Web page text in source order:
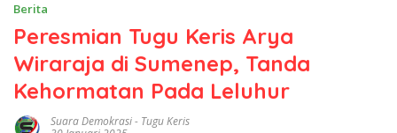
Berita
Peresmian Tugu Keris Arya
Wiraraja di Sumenep, Tanda
Kehormatan Pada Leluhur
Suara Demokrasi- Tugu Keris